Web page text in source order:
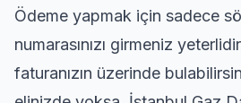
Ödeme yapmak için sadece
numarasınızı girmeniz
faturanızın üzerinde